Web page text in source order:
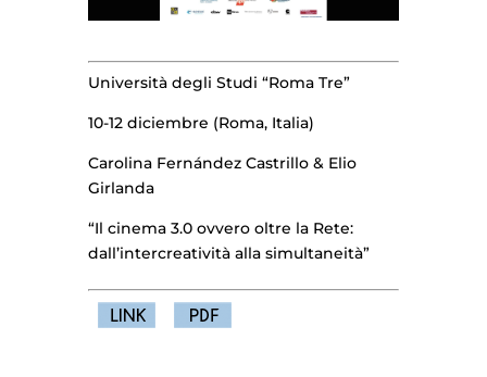
Università degli Studi “Roma Tre”
10-12 diciembre (Roma, Italia)
Carolina Fernández Castrillo & Elio
Girlanda
“Il cinema 3.0 ovvero oltre la Rete:
dall’intercreatività alla simultaneità”